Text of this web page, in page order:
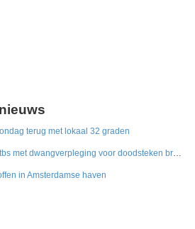
terug met lokaal 32 graden
Celstraf van 6 jaar en tbs met dwangverpleging voor doodsteken broer in Gouda
in Amsterdamse haven